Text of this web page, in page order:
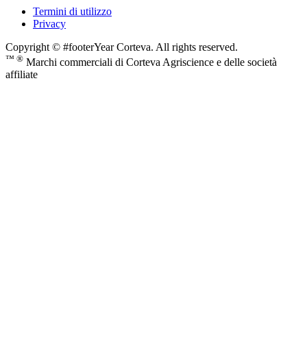
Termini di utilizzo
Privacy
Copyright © #footerYear Corteva. All rights reserved.
™ ® Marchi commerciali di Corteva Agriscience e delle società
affiliate